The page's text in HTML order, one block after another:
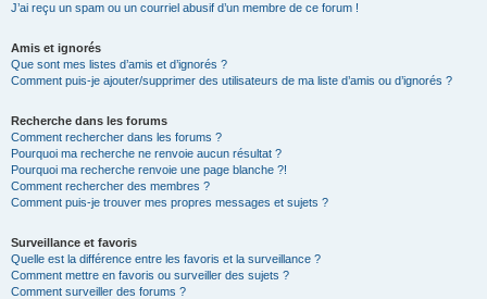
J’ai reçu un spam ou un courriel abusif d’un membre de ce forum !
Amis et ignorés
Que sont mes listes d’amis et d’ignorés ?
Comment puis-je ajouter/supprimer des utilisateurs de ma liste d’amis ou d’ignorés ?
Recherche dans les forums
Comment rechercher dans les forums ?
Pourquoi ma recherche ne renvoie aucun résultat ?
Pourquoi ma recherche renvoie une page blanche ?!
Comment rechercher des membres ?
Comment puis-je trouver mes propres messages et sujets ?
Surveillance et favoris
Quelle est la différence entre les favoris et la surveillance ?
Comment mettre en favoris ou surveiller des sujets ?
Comment surveiller des forums ?